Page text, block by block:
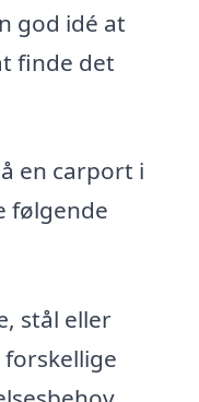
god idé at
finde det
en carport i
følgende
stål eller